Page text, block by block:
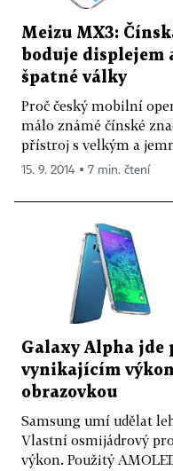
Meizu MX3:
boduje displejem
špatné války
Proč český mobilní
málo známé čínské
přístroj s velkým a
15. 9. 2014 ▪ 7 min. čtení
Galaxy Alpha jde
vynikajícím
obrazovkou
Samsung umí udělat
Vlastní osmijádrový
výkon. Použitý